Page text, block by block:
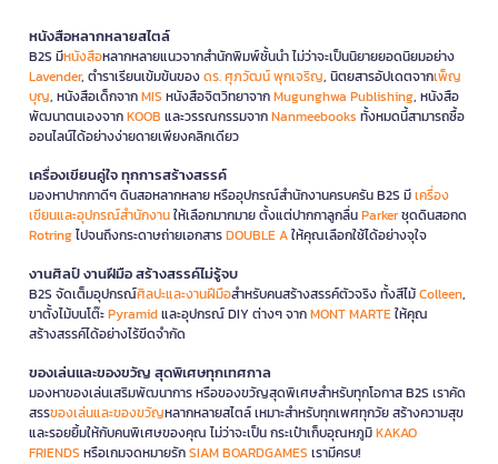
หนังสือหลากหลายสไตล์
B2S มีหนังสือหลากหลายแนวจากสำนักพิมพ์ชั้นนำ ไม่ว่าจะเป็นนิยายยอดนิยมอย่าง
Lavender, ตำราเรียนเข้มข้นของดร. ศุภวัฒน์ พุกเจริญ, นิตยสารอัปเดตจากเพ็ญ
บุญ, หนังสือเด็กจากMIS หนังสือจิตวิทยาจากMugunghwa Publishing, หนังสือ
พัฒนาตนเองจากKOOB และวรรณกรรมจากNanmeebooks ทั้งหมดนี้สามารถซื้อ
ออนไลน์ได้อย่างง่ายดายเพียงคลิกเดียว
เครื่องเขียนคู่ใจ ทุกการสร้างสรรค์
มองหาปากกาดีๆ ดินสอหลากหลาย หรืออุปกรณ์สำนักงานครบครัน B2S มีเครื่อง
เขียนและอุปกรณ์สำนักงานให้เลือกมากมาย ตั้งแต่ปากกาลูกลื่นParkerชุดดินสอกด
Rotringไปจนถึงกระดาษถ่ายเอกสารDOUBLE Aให้คุณเลือกใช้ได้อย่างจุใจ
งานศิลป์ งานฝีมือ สร้างสรรค์ไม่รู้จบ
B2S จัดเต็มอุปกรณ์ศิลปะและงานฝีมือสำหรับคนสร้างสรรค์ตัวจริง ทั้งสีไม้Colleen,
ขาตั้งไม้บนโต๊ะPyramidและอุปกรณ์ DIY ต่างๆ จากMONT MARTEให้คุณ
สร้างสรรค์ได้อย่างไร้ขีดจำกัด
ของเล่นและของขวัญ สุดพิเศษทุกเทศกาล
มองหาของเล่นเสริมพัฒนาการ หรือของขวัญสุดพิเศษสำหรับทุกโอกาส B2S เราคัด
สรรของเล่นและของขวัญหลากหลายสไตล์ เหมาะสำหรับทุกเพศทุกวัย สร้างความสุข
และรอยยิ้มให้กับคนพิเศษของคุณ ไม่ว่าจะเป็น กระเป๋าเก็บอุณหภูมิKAKAO
FRIENDS หรือเกมจดหมายรักSIAM BOARDGAMES เรามีครบ!